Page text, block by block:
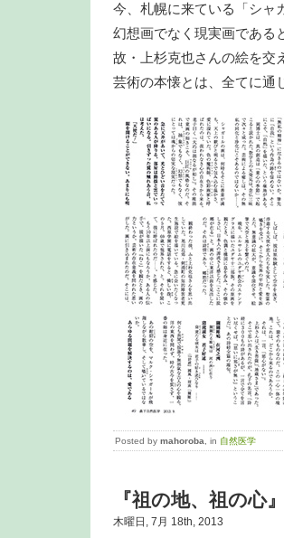
今、札幌に来ている「シャ
幻想画でなく現実画である
故・上杉克也さんの絵を交
芸術の本懐とは、全てに通
Posted by mahoroba , in 自然医学
『祖の地、祖の心
木曜日, 7月 18th, 2013